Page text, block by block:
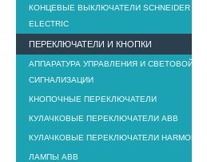
КОНЦЕВЫЕ ВЫКЛЮЧАТЕЛИ SCHNEIDER
ELECTRIC
ПЕРЕКЛЮЧАТЕЛИ И КНОПКИ
АППАРАТУРА УПРАВЛЕНИЯ И СВЕТОВОЙ
СИГНАЛИЗАЦИИ
КНОПОЧНЫЕ ПЕРЕКЛЮЧАТЕЛИ
КУЛАЧКОВЫЕ ПЕРЕКЛЮЧАТЕЛИ ABB
КУЛАЧКОВЫЕ ПЕРЕКЛЮЧАТЕЛИ HARMONY K
ЛАМПЫ ABB